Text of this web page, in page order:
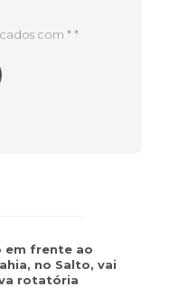
com **
em frente ao
no Salto, vai
rotatória